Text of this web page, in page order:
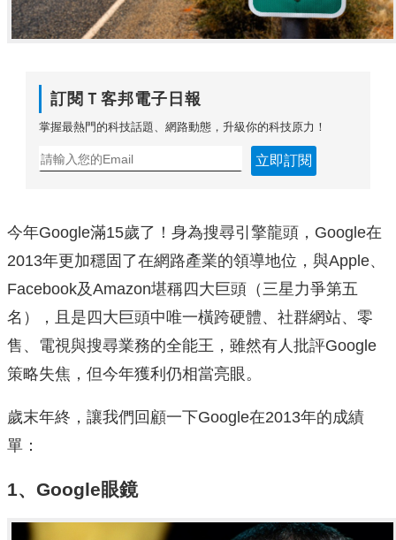
訂閱Ｔ客邦電子日報
掌握最熱門的科技話題、網路動態，升級你的科技原力！
立即訂閱
今年Google滿15歲了！身為搜尋引擎龍頭，Google在
2013年更加穩固了在網路產業的領導地位，與Apple、
Facebook及Amazon堪稱四大巨頭（三星力爭第五
名），且是四大巨頭中唯一橫跨硬體、社群網站、零
售、電視與搜尋業務的全能王，雖然有人批評Google
策略失焦，但今年獲利仍相當亮眼。
歲末年終，讓我們回顧一下Google在2013年的成績
單：
1、Google眼鏡